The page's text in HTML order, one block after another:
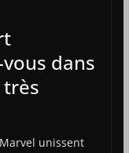
dans
unissent